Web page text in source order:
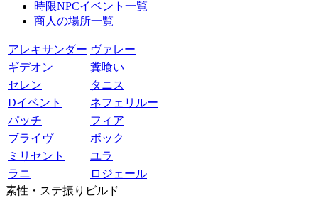
時限NPCイベント一覧
商人の場所一覧
アレキサンダー ヴァレー
ギデオン
糞喰い
セレン
タニス
Dイベント
ネフェリルー
パッチ
フィア
ブライヴ
ボック
ミリセント
ユラ
ラニ
ロジェール
素性・ステ振りビルド